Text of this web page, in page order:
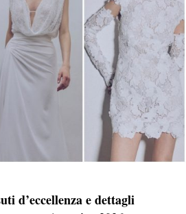
d’eccellenza e dettagli